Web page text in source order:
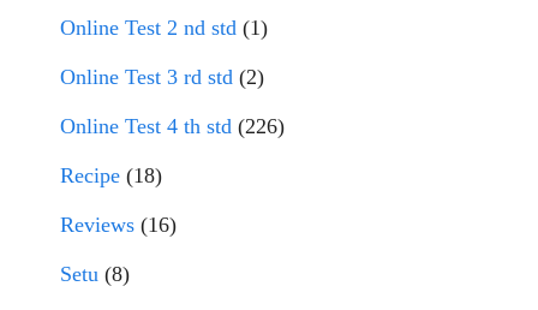
Online Test 2 nd std (1)
Online Test 3 rd std (2)
Online Test 4 th std (226)
Recipe (18)
Reviews (16)
Setu (8)